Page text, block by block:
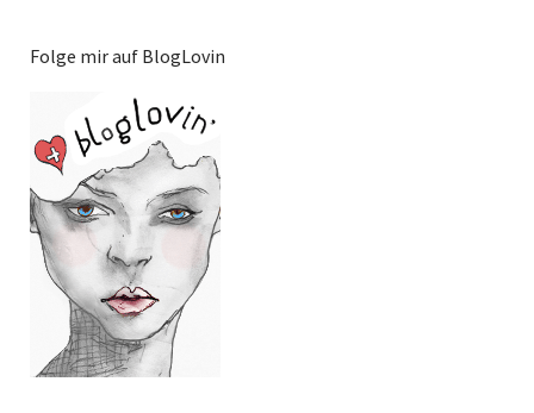
Folge mir auf BlogLovin